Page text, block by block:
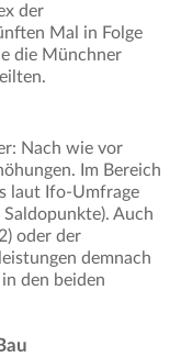
der
Mal in Folge
die Münchner
Nach wie vor
Im Bereich
laut Ifo-Umfrage
Auch
oder der
demnach
den beiden